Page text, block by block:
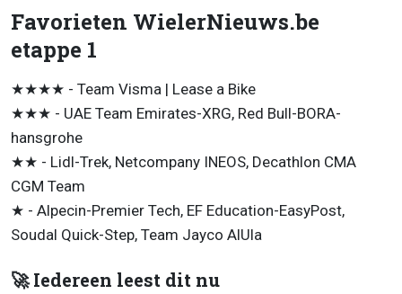
Favorieten WielerNieuws.be
etappe 1
★★★★ - Team Visma | Lease a Bike
★★★ - UAE Team Emirates-XRG, Red Bull-BORA-
hansgrohe
★★ - Lidl-Trek, Netcompany INEOS, Decathlon CMA
CGM Team
★ - Alpecin-Premier Tech, EF Education-EasyPost,
Soudal Quick-Step, Team Jayco AlUla
🚀 Iedereen leest dit nu